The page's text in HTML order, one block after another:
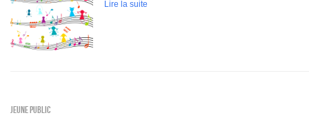
Lire la suite
Jeune public